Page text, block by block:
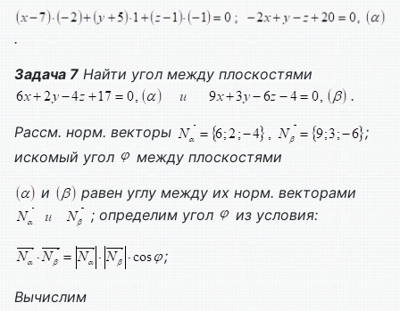
.
Задача 7 Найти угол между плоскостями
.
Рассм. норм. векторы
;
искомый угол
между плоскостями
и
равен углу между их норм. векторами
; определим угол
из условия:
;
Вычислим